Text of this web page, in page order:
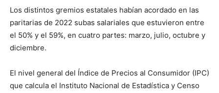
Los distintos gremios estatales habían acordado en las
paritarias de 2022 subas salariales que estuvieron entre
el 50% y el 59%, en cuatro partes: marzo, julio, octubre y
diciembre.
El nivel general del Índice de Precios al Consumidor (IPC)
que calcula el Instituto Nacional de Estadística y Censo